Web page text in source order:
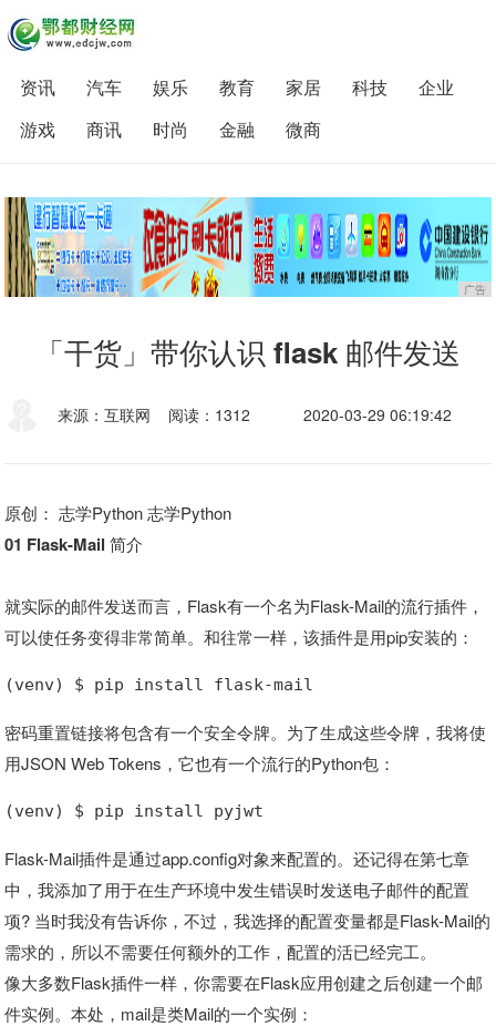
资讯 汽车 娱乐 教育 家居 科技
企业
游戏
商讯 时尚 金融 微商
广告
「干货」带你认识 flask 邮件发送
来源：互联网 阅读：1312 2020-03-29 06:19:42
原创： 志学Python 志学Python
01 Flask-Mail 简介
就实际的邮件发送而言，Flask有一个名为Flask-Mail的流行插件，
可以使任务变得非常简单。和往常一样，该插件是用pip安装的：
(venv) $ pip install flask-mail
密码重置链接将包含有一个安全令牌。为了生成这些令牌，我将使
用JSON Web Tokens，它也有一个流行的Python包：
(venv) $ pip install pyjwt
Flask-Mail插件是通过app.config对象来配置的。还记得在第七章
中，我添加了用于在生产环境中发生错误时发送电子邮件的配置
项? 当时我没有告诉你，不过，我选择的配置变量都是Flask-Mail的
需求的，所以不需要任何额外的工作，配置的活已经完工。
像大多数Flask插件一样，你需要在Flask应用创建之后创建一个邮
件实例。本处，mail是类Mail的一个实例：